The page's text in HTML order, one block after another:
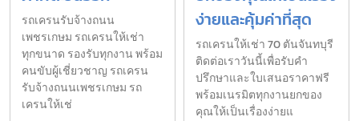
รถเครนรับจ้างถนน
เพชรเกษม รถเครนให้เช่า
ทุกขนาด รองรับทุกงาน พร้อม
คนขับผู้เชี่ยวชาญ รถเครน
รับจ้างถนนเพชรเกษม รถ
เครนให้เช่
ง่ายและคุ้มค่าที่สุด
รถเครนให้เช่า 70 ตันจันทบุรี
ติดต่อเราวันนี้เพื่อรับคำ
ปรึกษาและใบเสนอราคาฟรี
พร้อมเนรมิตทุกงานยกของ
คุณให้เป็นเรื่องง่ายแ